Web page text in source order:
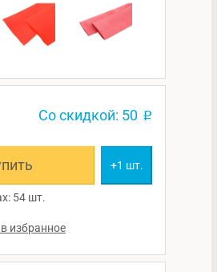
Со скидкой: 50 p
+1 шт.
54 шт.